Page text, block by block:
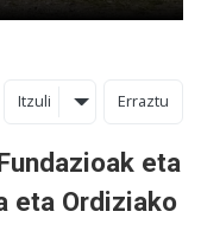
Itzuli Erraztu
eta
eta Ordiziako